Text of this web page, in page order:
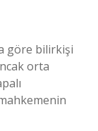
göre bilirkişi
orta